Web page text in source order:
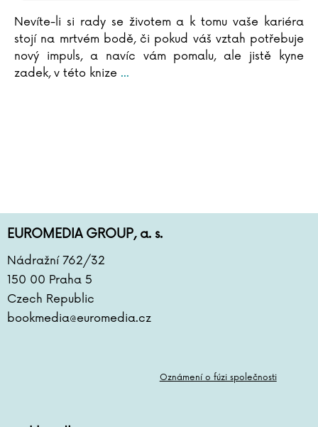
Nevíte-li si rady se životem a k tomu vaše kariéra
stojí na mrtvém bodě, či pokud váš vztah potřebuje
nový impuls, a navíc vám pomalu, ale jistě kyne
zadek, v této knize ...
EUROMEDIA GROUP, a. s.
Nádražní 762/32
150 00 Praha 5
Czech Republic
bookmedia@euromedia.cz
Oznámení o fúzi společnosti